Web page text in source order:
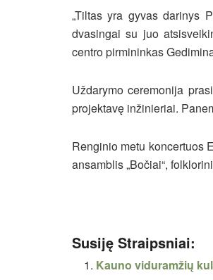
„Tiltas yra gyvas darinys
dvasingai su juo
centro pirmininkas
Uždarymo ceremonija
projektavę inžinieriai.
Renginio metu koncertuos
ansamblis „Bočiai“,
Susiję Straipsniai:
Kauno viduramžių